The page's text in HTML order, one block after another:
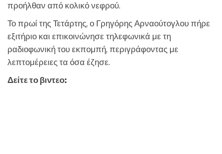
προήλθαν από κολικό νεφρού.
Το πρωί της Τετάρτης, ο Γρηγόρης Αρναούτογλου πήρε
εξιτήριο και επικοινώνησε τηλεφωνικά με τη
ραδιοφωνική του εκπομπή, περιγράφοντας με
λεπτομέρειες τα όσα έζησε.
Δείτε το βιντεο: